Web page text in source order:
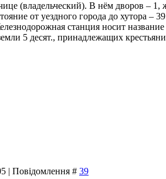
(владельческий). В нём дворов –
от уездного города до хутора
станция носит
5 десят., принадлежащих
| Повідомлення # 39